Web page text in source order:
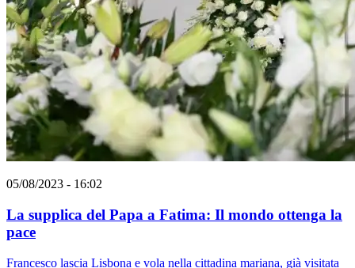
05/08/2023 - 16:02
La supplica del Papa a Fatima: Il mondo ottenga la
pace
Francesco lascia Lisbona e vola nella cittadina mariana, già visitata